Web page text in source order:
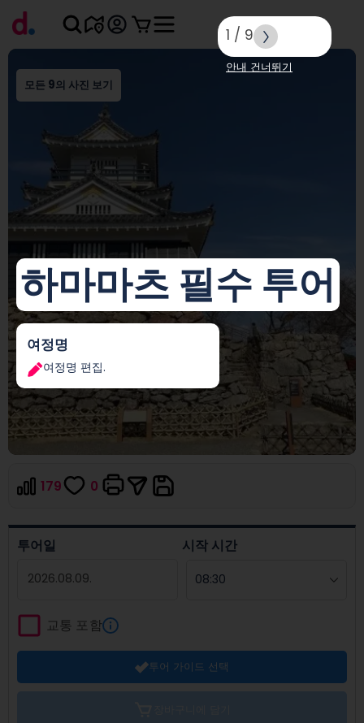
모든 9의 사진 보기
하마마츠 필수 투어
여정명
여정명 편집.
179 0
투어일 시작 시간
forward
to
interact
the
교통 포함
투어 가이드 선택
1 / 9
안내 건너뛰기